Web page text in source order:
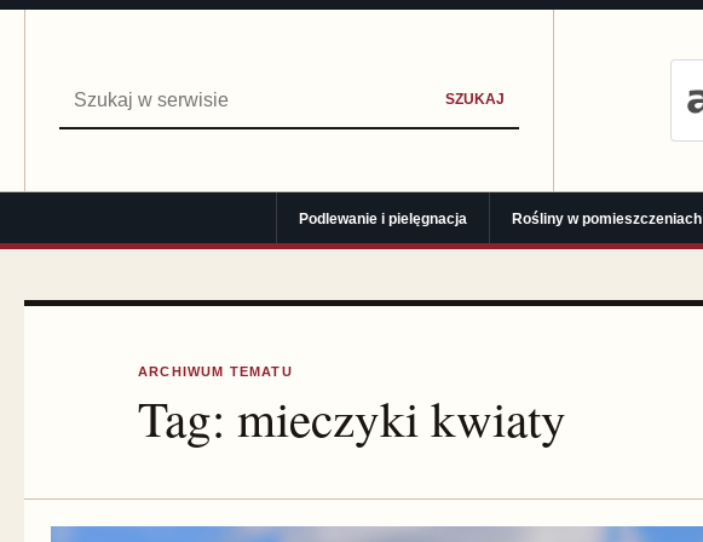
SZUKAJ
Podlewanie i pielęgnacja Rośliny w pomieszczeniach
ARCHIWUM TEMATU
Tag:mieczyki kwiaty